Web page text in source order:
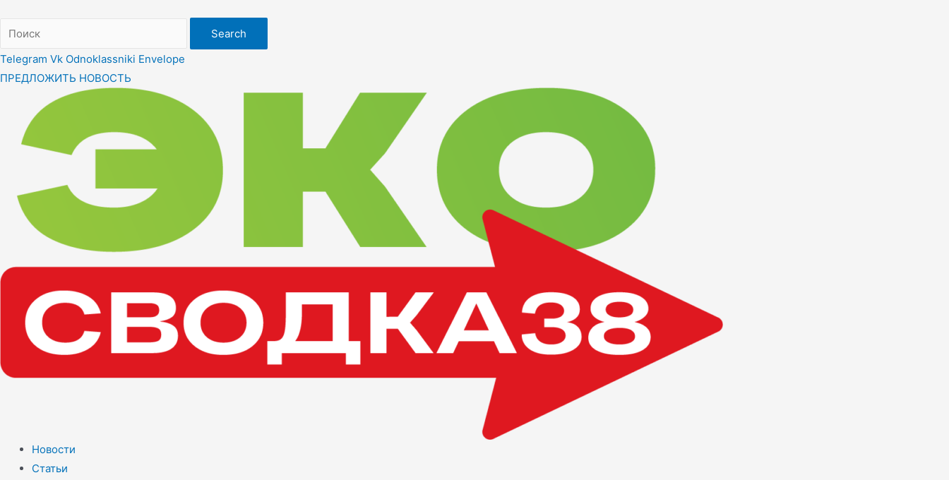
Search
Telegram Vk Odnoklassniki Envelope
ПРЕДЛОЖИТЬ НОВОСТЬ
Новости
Статьи